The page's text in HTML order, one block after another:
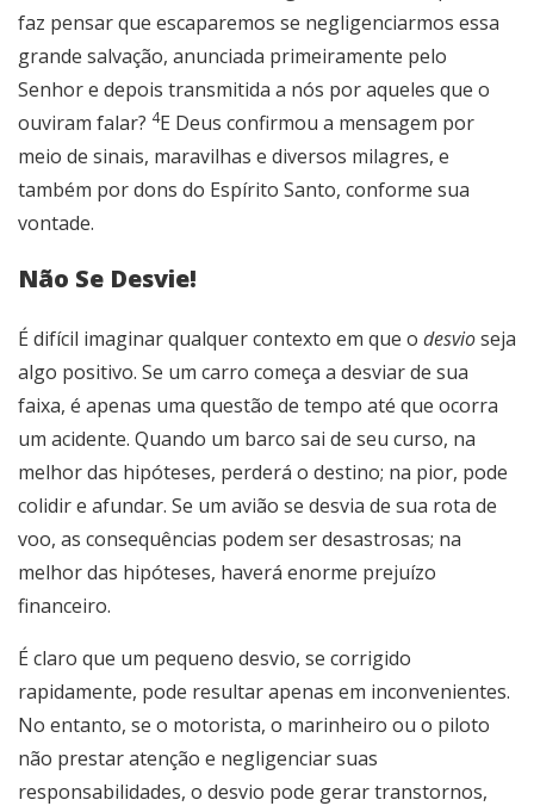
faz pensar que escaparemos se negligenciarmos essa
grande salvação, anunciada primeiramente pelo
Senhor e depois transmitida a nós por aqueles que o
ouviram falar? 4E Deus confirmou a mensagem por
meio de sinais, maravilhas e diversos milagres, e
também por dons do Espírito Santo, conforme sua
vontade.
Não Se Desvie!
É difícil imaginar qualquer contexto em que o desvioseja
algo positivo. Se um carro começa a desviar de sua
faixa, é apenas uma questão de tempo até que ocorra
um acidente. Quando um barco sai de seu curso, na
melhor das hipóteses, perderá o destino; na pior, pode
colidir e afundar. Se um avião se desvia de sua rota de
voo, as consequências podem ser desastrosas; na
melhor das hipóteses, haverá enorme prejuízo
financeiro.
É claro que um pequeno desvio, se corrigido
rapidamente, pode resultar apenas em inconvenientes.
No entanto, se o motorista, o marinheiro ou o piloto
não prestar atenção e negligenciar suas
responsabilidades, o desvio pode gerar transtornos,